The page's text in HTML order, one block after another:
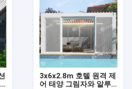
3x6x2.8m 호텔 원격 제
어 태양 그림자와 알루